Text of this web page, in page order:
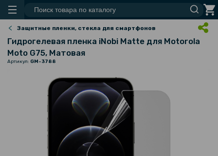
Защитные пленки, стекла для смартфонов
Гидрогелевая пленка iNobi Matte для Motorola
Moto G75​​, Матовая
Артикул: GM-3788